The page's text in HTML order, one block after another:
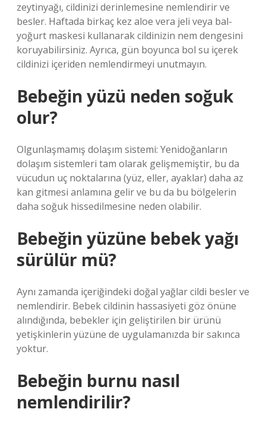
zeytinyağı, cildinizi derinlemesine nemlendirir ve
besler. Haftada birkaç kez aloe vera jeli veya bal-
yoğurt maskesi kullanarak cildinizin nem dengesini
koruyabilirsiniz. Ayrıca, gün boyunca bol su içerek
cildinizi içeriden nemlendirmeyi unutmayın.
Bebeğin yüzü neden soğuk
olur?
Olgunlaşmamış dolaşım sistemi: Yenidoğanların
dolaşım sistemleri tam olarak gelişmemiştir, bu da
vücudun uç noktalarına (yüz, eller, ayaklar) daha az
kan gitmesi anlamına gelir ve bu da bu bölgelerin
daha soğuk hissedilmesine neden olabilir.
Bebeğin yüzüne bebek yağı
sürülür mü?
Aynı zamanda içeriğindeki doğal yağlar cildi besler ve
nemlendirir. Bebek cildinin hassasiyeti göz önüne
alındığında, bebekler için geliştirilen bir ürünü
yetişkinlerin yüzüne de uygulamanızda bir sakınca
yoktur.
Bebeğin burnu nasıl
nemlendirilir?